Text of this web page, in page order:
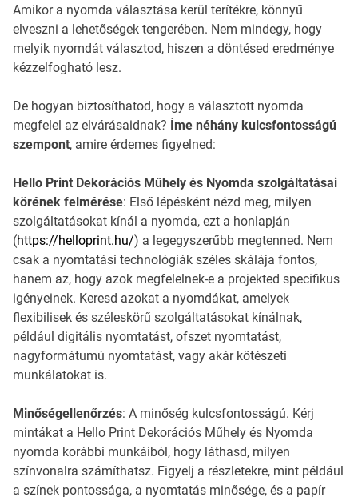
Amikor a nyomda választása kerül terítékre, könnyű
elveszni a lehetőségek tengerében. Nem mindegy, hogy
melyik nyomdát választod, hiszen a döntésed eredménye
kézzelfogható lesz.
De hogyan biztosíthatod, hogy a választott nyomda
megfelel az elvárásaidnak? Íme néhány kulcsfontosságú
szempont, amire érdemes figyelned:
Hello Print Dekorációs Műhely és Nyomda szolgáltatásai
körének felmérése: Első lépésként nézd meg, milyen
szolgáltatásokat kínál a nyomda, ezt a honlapján
(https://helloprint.hu/) a legegyszerűbb megtenned. Nem
csak a nyomtatási technológiák széles skálája fontos,
hanem az, hogy azok megfelelnek-e a projekted specifikus
igényeinek. Keresd azokat a nyomdákat, amelyek
flexibilisek és széleskörű szolgáltatásokat kínálnak,
például digitális nyomtatást, ofszet nyomtatást,
nagyformátumú nyomtatást, vagy akár kötészeti
munkálatokat is.
Minőségellenőrzés: A minőség kulcsfontosságú. Kérj
mintákat a Hello Print Dekorációs Műhely és Nyomda
nyomda korábbi munkáiból, hogy láthasd, milyen
színvonalra számíthatsz. Figyelj a részletekre, mint például
a színek pontossága, a nyomtatás minősége, és a papír